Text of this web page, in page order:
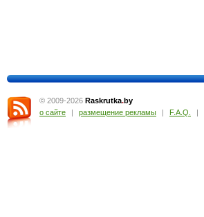
© 2009-2026 Raskrutka.by
о сайте
| размещение рекламы | F.A.Q. |